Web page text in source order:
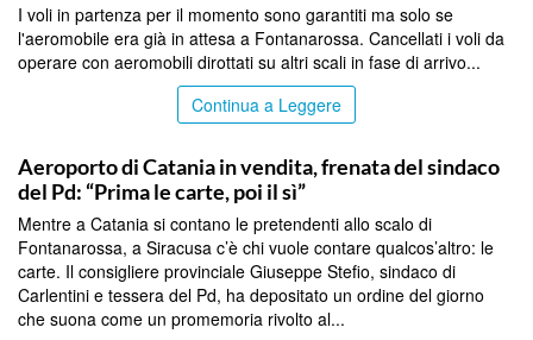
I voli in partenza per il momento sono garantiti ma solo se
l'aeromobile era già in attesa a Fontanarossa. Cancellati i voli da
operare con aeromobili dirottati su altri scali in fase di arrivo...
Continua a Leggere
Aeroporto di Catania in vendita, frenata del sindaco
del Pd: “Prima le carte, poi il sì”
Mentre a Catania si contano le pretendenti allo scalo di
Fontanarossa, a Siracusa c’è chi vuole contare qualcos’altro: le
carte. Il consigliere provinciale Giuseppe Stefio, sindaco di
Carlentini e tessera del Pd, ha depositato un ordine del giorno
che suona come un promemoria rivolto al...